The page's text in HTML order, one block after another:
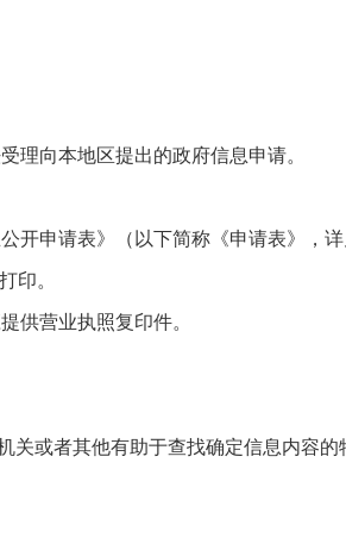
理向本地区提出的政府信息申请。
开申请表》（以下简称《申请表》，
印。
供营业执照复印件。
或者其他有助于查找确定信息内容的